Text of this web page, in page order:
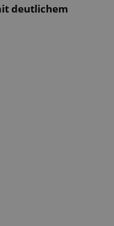
deutlichem